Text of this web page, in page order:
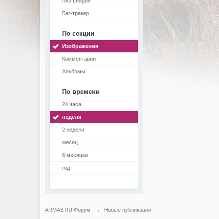
Баг-трекер
По секции
Изображения
Комментарии
Альбомы
По времени
24 часа
неделя
2 недели
месяц
6 месяцев
год
ARMA3.RU Форум → Новые публикации